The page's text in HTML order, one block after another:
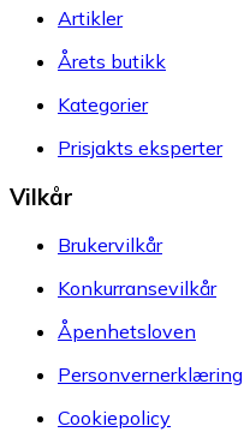
Artikler
Årets butikk
Kategorier
Prisjakts eksperter
Vilkår
Brukervilkår
Konkurransevilkår
Åpenhetsloven
Personvernerklæring
Cookiepolicy